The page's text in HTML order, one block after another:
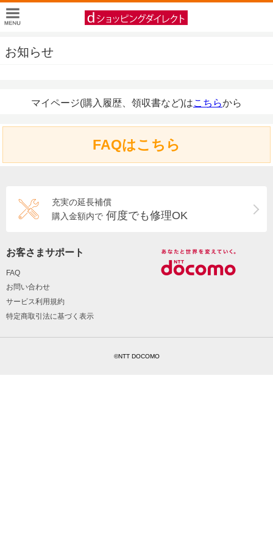
お知らせ
マイページ(購入履歴、領収書など)はこちらから
FAQはこちら
充実の延長補償
購入金額内で 何度でも修理OK
お客さまサポート
FAQ
お問い合わせ
サービス利用規約
特定商取引法に基づく表示
©NTT DOCOMO